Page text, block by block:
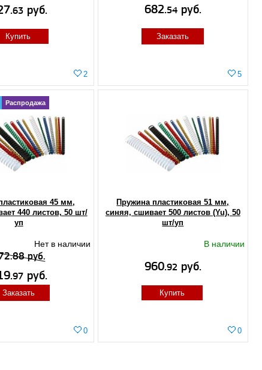
2
63руб.
Купить
5
682.54руб.
Заказать
45 мм,
440 листов, 50 шт/
уп
Нет в наличии
0
Распродажа
руб.
97руб.
Заказать
Пружина пластиковая 51 мм,
синяя, сшивает 500 листов (Yu), 50
шт/уп
В наличии
0
960.92руб.
Купить